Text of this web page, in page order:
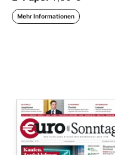
Mehr Informationen